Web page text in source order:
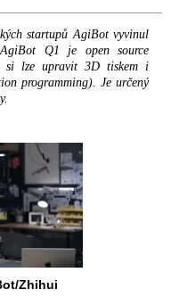
startupů AgiBot vyvinul
Q1 je open source
si lze upravit 3D tiskem i
programming). Je určený
Zhihui